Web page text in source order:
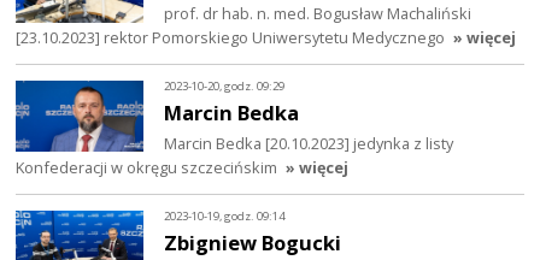
prof. dr hab. n. med. Bogusław Machaliński
[23.10.2023] rektor Pomorskiego Uniwersytetu Medycznego » więcej
2023-10-20, godz. 09:29
Marcin Bedka
Marcin Bedka [20.10.2023] jedynka z listy
Konfederacji w okręgu szczecińskim » więcej
2023-10-19, godz. 09:14
Zbigniew Bogucki